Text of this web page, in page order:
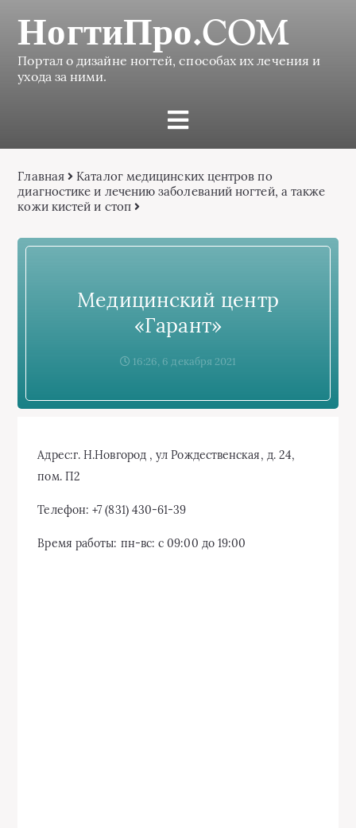
НогтиПро.COM
Портал о дизайне ногтей, способах их лечения и
ухода за ними.
Главная
Каталог медицинских центров по
диагностике и лечению заболеваний ногтей, а также
кожи кистей и стоп
Медицинский центр
«Гарант»
16:26, 6 декабря 2021
Адрес:г. Н.Новгород , ул Рождественская, д. 24,
пом. П2
Телефон: +7 (831) 430-61-39
Время работы: пн-вс: с 09:00 до 19:00